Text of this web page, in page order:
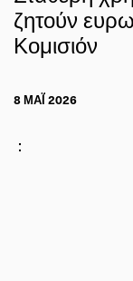
ζητούν
Κομισιόν
8 ΜΑΪ́ 2026
: